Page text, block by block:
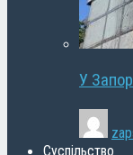
У
Суспільство